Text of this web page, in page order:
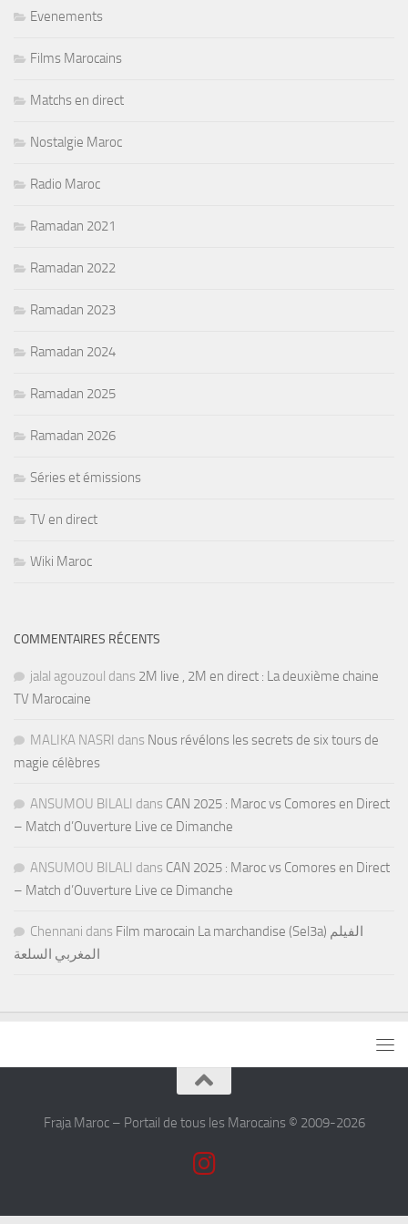
Evenements
Films Marocains
Matchs en direct
Nostalgie Maroc
Radio Maroc
Ramadan 2021
Ramadan 2022
Ramadan 2023
Ramadan 2024
Ramadan 2025
Ramadan 2026
Séries et émissions
TV en direct
Wiki Maroc
COMMENTAIRES RÉCENTS
jalal agouzoul dans 2M live , 2M en direct : La deuxième chaine
TV Marocaine
MALIKA NASRI dans Nous révélons les secrets de six tours de
magie célèbres
ANSUMOU BILALI dans CAN 2025 : Maroc vs Comores en Direct
– Match d’Ouverture Live ce Dimanche
ANSUMOU BILALI dans CAN 2025 : Maroc vs Comores en Direct
– Match d’Ouverture Live ce Dimanche
Chennani dans Film marocain La marchandise (Sel3a) الفيلم
المغربي السلعة
Fraja Maroc – Portail de tous les Marocains © 2009-2026